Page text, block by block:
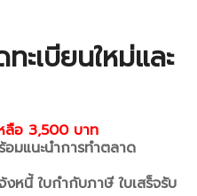
ะเบียนใหม่และ
ลือ 3,500 บาท
อมแนะนำการทำตลาด
งหนี้ ใบกำกับภาษี ใบเสร็จรับ